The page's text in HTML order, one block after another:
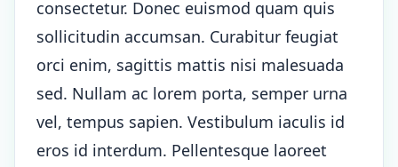
consectetur. Donec euismod quam quis
sollicitudin accumsan. Curabitur feugiat
orci enim, sagittis mattis nisi malesuada
sed. Nullam ac lorem porta, semper urna
vel, tempus sapien. Vestibulum iaculis id
eros id interdum. Pellentesque laoreet